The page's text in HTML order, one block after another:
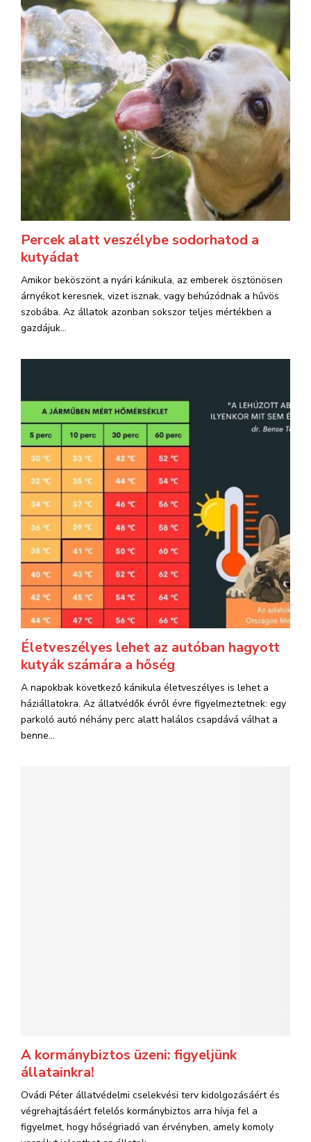
Percek alatt veszélybe sodorhatod a
kutyádat
Amikor beköszönt a nyári kánikula, az emberek ösztönösen
árnyékot keresnek, vizet isznak, vagy behúzódnak a hűvös
szobába. Az állatok azonban sokszor teljes mértékben a
gazdájuk...
Életveszélyes lehet az autóban hagyott
kutyák számára a hőség
A napokbak következő kánikula életveszélyes is lehet a
háziállatokra. Az állatvédők évről évre figyelmeztetnek: egy
parkoló autó néhány perc alatt halálos csapdává válhat a
benne...
A kormánybiztos üzeni: figyeljünk
állatainkra!
Ovádi Péter állatvédelmi cselekvési terv kidolgozásáért és
végrehajtásáért felelős kormánybiztos arra hívja fel a
figyelmet, hogy hőségriadó van érvényben, amely komoly